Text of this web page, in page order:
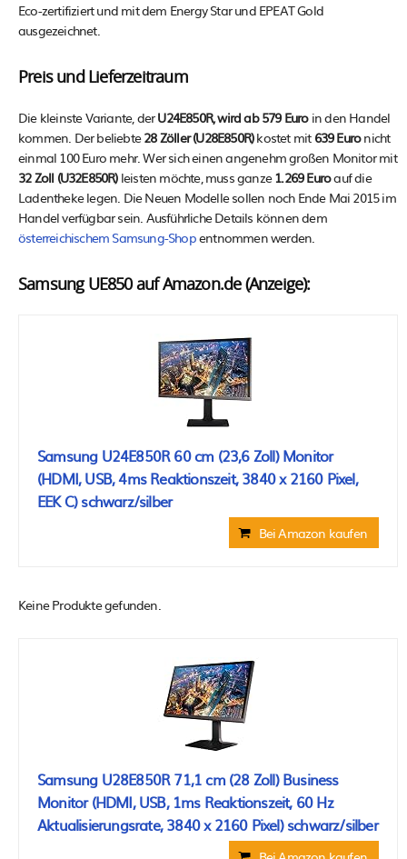
Eco-zertifiziert und mit dem Energy Star und EPEAT Gold
ausgezeichnet.
Preis und Lieferzeitraum
Die kleinste Variante, derU24E850R, wird ab 579 Euroin den Handel
kommen. Der beliebte28 Zöller (U28E850R)kostet mit 639 Euronicht
einmal 100 Euro mehr. Wer sich einen angenehm großen Monitor mit
32 Zoll (U32E850R)leisten möchte, muss ganze1.269 Euroauf die
Ladentheke legen. Die Neuen Modelle sollen noch Ende Mai 2015 im
Handel verfügbar sein. Ausführliche Details können dem
österreichischem Samsung-Shopentnommen werden.
Samsung UE850 auf Amazon.de (Anzeige):
Samsung U24E850R 60 cm (23,6 Zoll) Monitor
(HDMI, USB, 4ms Reaktionszeit, 3840 x 2160 Pixel,
EEK C) schwarz/silber
Bei Amazon kaufen
Keine Produkte gefunden.
Samsung U28E850R 71,1 cm (28 Zoll) Business
Monitor (HDMI, USB, 1ms Reaktionszeit, 60 Hz
Aktualisierungsrate, 3840 x 2160 Pixel) schwarz/silber